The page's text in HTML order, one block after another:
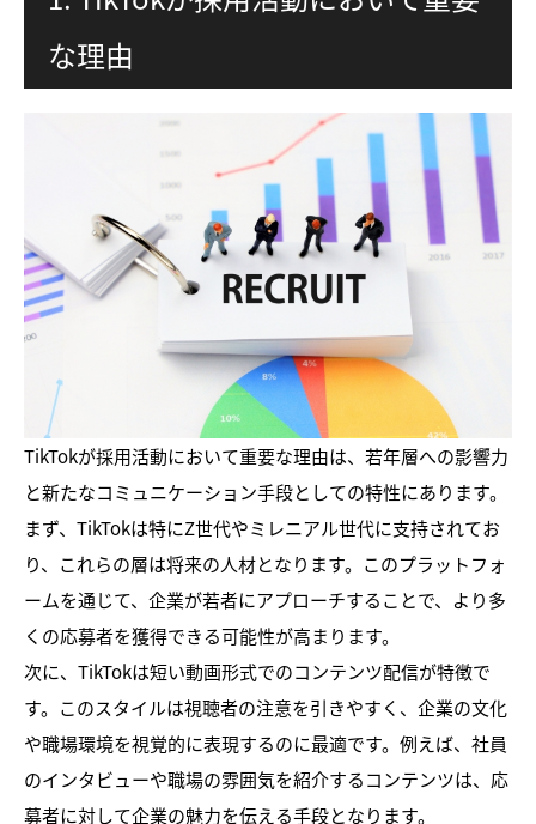
な理由
TikTokが採用活動において重要な理由は、若年層への影響力
と新たなコミュニケーション手段としての特性にあります。
まず、TikTokは特にZ世代やミレニアル世代に支持されてお
り、これらの層は将来の人材となります。このプラットフォ
ームを通じて、企業が若者にアプローチすることで、より多
くの応募者を獲得できる可能性が高まります。
次に、TikTokは短い動画形式でのコンテンツ配信が特徴で
す。このスタイルは視聴者の注意を引きやすく、企業の文化
や職場環境を視覚的に表現するのに最適です。例えば、社員
のインタビューや職場の雰囲気を紹介するコンテンツは、応
募者に対して企業の魅力を伝える手段となります。